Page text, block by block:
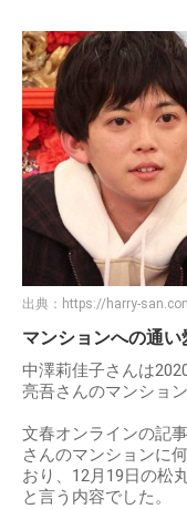
出典： https://harry-
マンションへの通
中澤莉佳子さんは
亮吾さんのマンショ
文春オンラインの記
さんのマンションに
おり、12月19日の松
と言う内容でした。